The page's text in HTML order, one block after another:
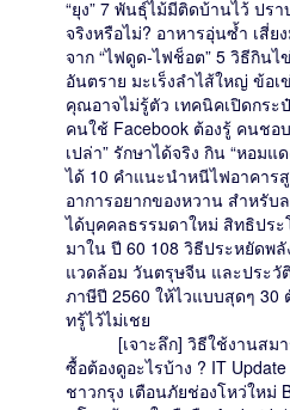
“ยุง” 7 พันธุ์ไม้มีติดบ้านไว้ ปร
จริงหรือไม่? อาหารอุ่นซ้ำ เสี่ย
จาก “ไฟดูด-ไฟช็อต” 5 วิธีกิ
อันตราย มะเร็งลำไส้ใหญ่ ข้อ
คุณอาจไม่รู้ตัว เทคนิคเปิดกระ
คนใช้ Facebook ต้องรู้ คนชอ
เปล่า” รักษาได้จริง กิน “หอมแ
ได้ 10 คำแนะนำหนีไฟอาคาร
อาการอยากของหวาน สำหรับ
ได้บุคคลธรรมดาใหม่ สิทธิปร
มาใน ปี 60 108 วิธีประหยัดพ
แวดล้อม วันตรุษจีน และประวั
ภาษีปี 2560 ให้ไวแบบสุดๆ 30
ทรู้ไว้ไม่เชย
[เจาะลึก] วิธีใช้งานสมาร์
ซื้อต้องดูอะไรบ้าง ? IT
ชาวกรุง เตือนภัยช่องโหว่ใหม่